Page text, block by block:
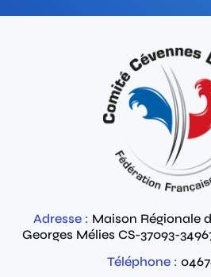
Adresse : Maison Régionale
Georges Mélies CS-37093-
Téléphone :